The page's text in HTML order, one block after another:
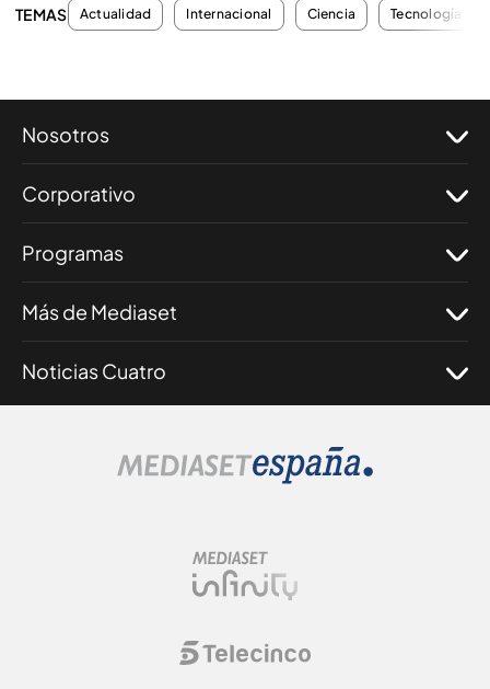
TEMAS Actualidad Internacional Ciencia Tecnología
Nosotros
Corporativo
Programas
Más de Mediaset
Noticias Cuatro